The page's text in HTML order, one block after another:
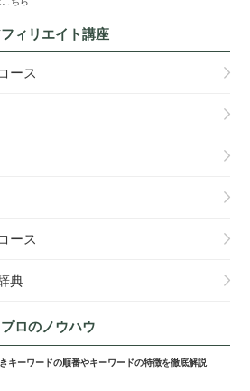
ィリエイト講座
ース
ース
典
プロのノウハウ
キーワードの順番やキーワードの特徴を徹底解説